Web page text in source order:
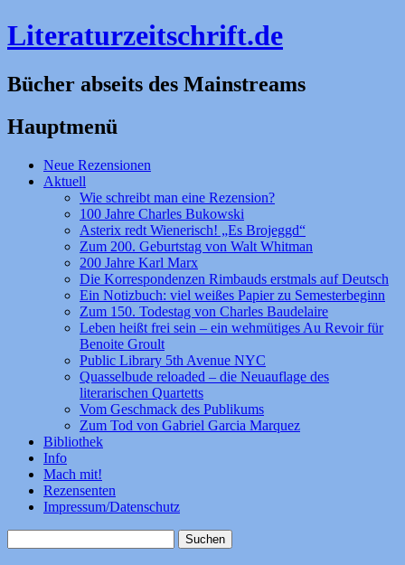
Literaturzeitschrift.de
Bücher abseits des Mainstreams
Hauptmenü
Zum
Inhalt
Neue Rezensionen
Aktuell
Wie schreibt man eine Rezension?
100 Jahre Charles Bukowski
Asterix redt Wienerisch! „Es Brojeggd“
Zum 200. Geburtstag von Walt Whitman
200 Jahre Karl Marx
Die Korrespondenzen Rimbauds erstmals auf Deutsch
Ein Notizbuch: viel weißes Papier zu Semesterbeginn
Zum 150. Todestag von Charles Baudelaire
Leben heißt frei sein – ein wehmütiges Au Revoir für
Benoite Groult
Public Library 5th Avenue NYC
Quasselbude reloaded – die Neuauflage des
literarischen Quartetts
Vom Geschmack des Publikums
Zum Tod von Gabriel Garcia Marquez
Bibliothek
Info
Mach mit!
Rezensenten
Impressum/Datenschutz
nach: